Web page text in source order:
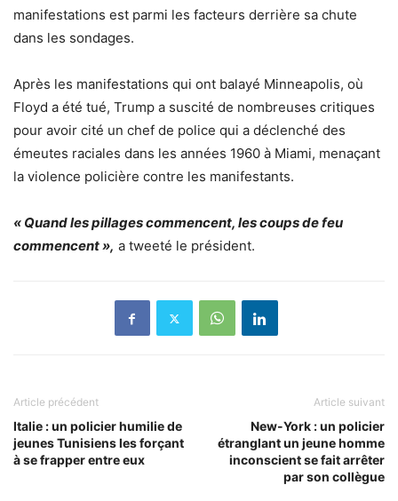
manifestations est parmi les facteurs derrière sa chute
dans les sondages.
Après les manifestations qui ont balayé Minneapolis, où
Floyd a été tué, Trump a suscité de nombreuses critiques
pour avoir cité un chef de police qui a déclenché des
émeutes raciales dans les années 1960 à Miami, menaçant
la violence policière contre les manifestants.
« Quand les pillages commencent, les coups de feu
commencent », a tweeté le président.
Article précédent
Italie : un policier humilie de
jeunes Tunisiens les forçant
à se frapper entre eux
Article suivant
New-York : un policier
étranglant un jeune homme
inconscient se fait arrêter
par son collègue